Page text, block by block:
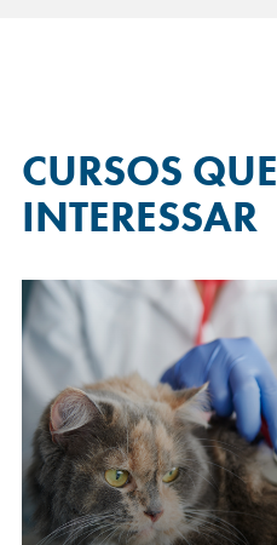
CURSOS QUE
INTERESSAR